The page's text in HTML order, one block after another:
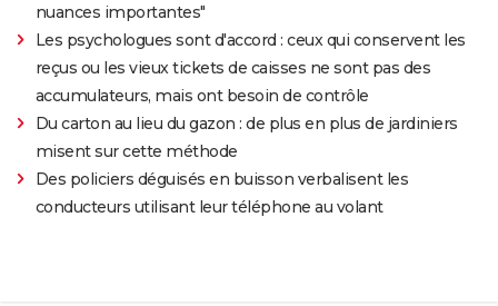
nuances importantes"
Les psychologues sont d'accord : ceux qui conservent les
reçus ou les vieux tickets de caisses ne sont pas des
accumulateurs, mais ont besoin de contrôle
Du carton au lieu du gazon : de plus en plus de jardiniers
misent sur cette méthode
Des policiers déguisés en buisson verbalisent les
conducteurs utilisant leur téléphone au volant